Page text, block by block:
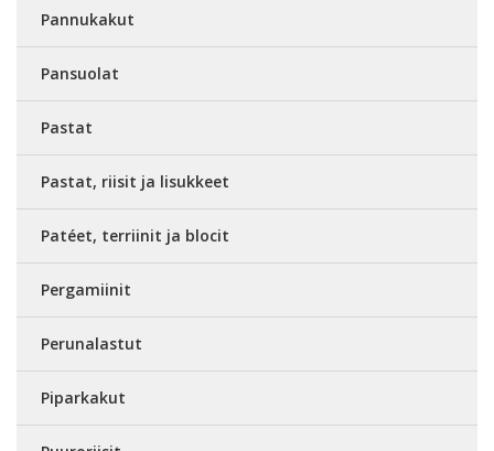
Pannukakut
Pansuolat
Pastat
Pastat, riisit ja lisukkeet
Patéet, terriinit ja blocit
Pergamiinit
Perunalastut
Piparkakut